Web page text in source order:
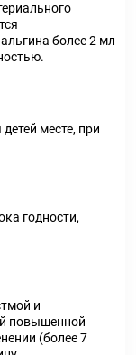
более 2 мл
месте, при
годности,
и
повышенной
(более 7